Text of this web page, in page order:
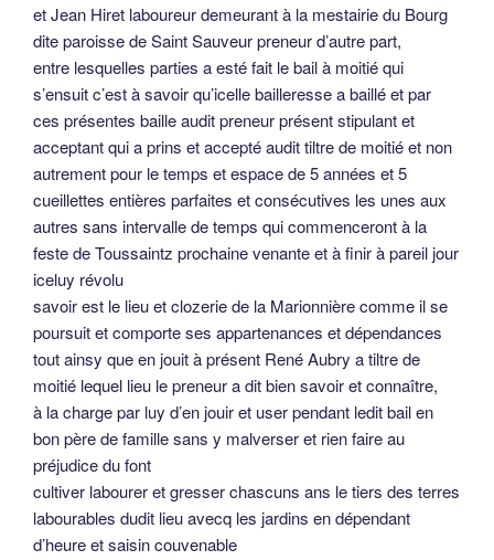
et Jean Hiret laboureur demeurant à la mestairie du Bourg
dite paroisse de Saint Sauveur preneur d’autre part,
entre lesquelles parties a esté fait le bail à moitié qui
s’ensuit c’est à savoir qu’icelle bailleresse a baillé et par
ces présentes baille audit preneur présent stipulant et
acceptant qui a prins et accepté audit tiltre de moitié et non
autrement pour le temps et espace de 5 années et 5
cueillettes entières parfaites et consécutives les unes aux
autres sans intervalle de temps qui commenceront à la
feste de Toussaintz prochaine venante et à finir à pareil jour
iceluy révolu
savoir est le lieu et clozerie de la Marionnière comme il se
poursuit et comporte ses appartenances et dépendances
tout ainsy que en jouit à présent René Aubry a tiltre de
moitié lequel lieu le preneur a dit bien savoir et connaître,
à la charge par luy d’en jouir et user pendant ledit bail en
bon père de famille sans y malverser et rien faire au
préjudice du font
cultiver labourer et gresser chascuns ans le tiers des terres
labourables dudit lieu avecq les jardins en dépendant
d’heure et saisin couvenable